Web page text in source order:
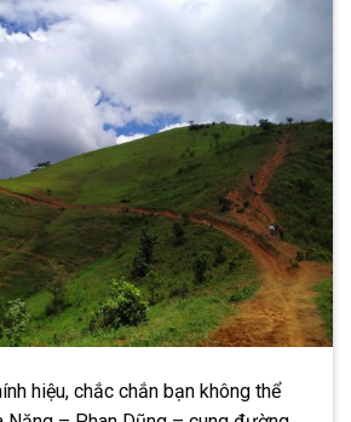
hiệu, chắc chắn bạn không thể